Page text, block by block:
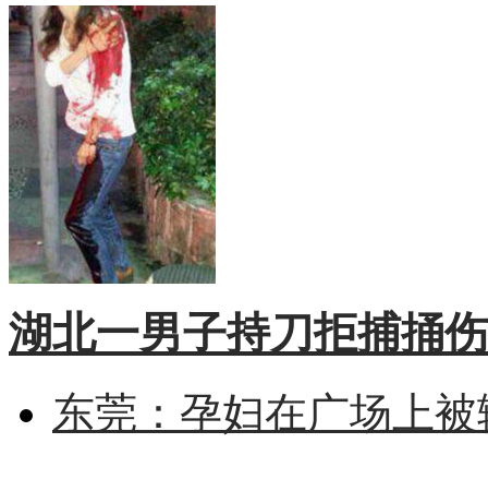
湖北一男子持刀拒捕捅
东莞：孕妇在广场上